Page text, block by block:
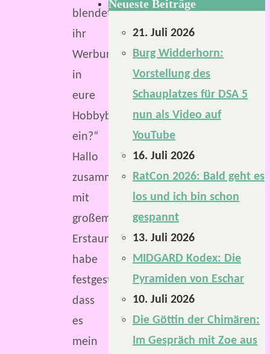
blendet
ihr
Werbung
in
eure
Hobbyblogs
ein?“
Hallo
zusammen,
mit
großem
Erstaunen
habe
festgestellt,
dass
es
mein
Neueste Beiträge
21. Juli 2026
Burg Widderhorn:
Vorstellung des
Schauplatzes für DSA 5
nun als Video auf
YouTube
16. Juli 2026
RatCon 2026: Bald geht es
los und ich bin schon
gespannt
13. Juli 2026
MIDGARD Kodex: Die
Pyramiden von Eschar
10. Juli 2026
Die Göttin der Chimären:
Im Gespräch mit Zoe aus